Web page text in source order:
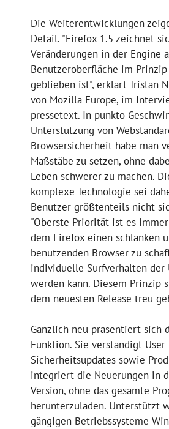
Die Weiterentwicklungen
Detail. "Firefox 1.5 zeichnet
Veränderungen in der Engine
Benutzeroberfläche im
geblieben ist", erklärt Tristan
von Mozilla Europe, im
pressetext. In punkto
Unterstützung von
Browsersicherheit habe man
Maßstäbe zu setzen, ohne
Leben schwerer zu machen.
komplexe Technologie sei
Benutzer größtenteils nicht
"Oberste Priorität ist es
dem Firefox einen schlanken
benutzenden Browser zu
individuelle Surfverhalten der
werden kann. Diesem Prinzip
dem neuesten Release treu
Gänzlich neu präsentiert sich
Funktion. Sie verständigt User
Sicherheitsupdates sowie
integriert die Neuerungen in
Version, ohne das gesamte
herunterzuladen. Unterstützt
gängigen Betriebssysteme